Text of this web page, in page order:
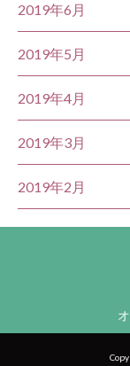
2019年6月
2019年5月
2019年4月
2019年3月
2019年2月